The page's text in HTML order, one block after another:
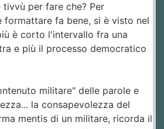
per fare che? Per
formattare fa bene, si è visto nel
è corto l'intervallo fra una
e più il processo democratico
militare" delle parole e
la consapevolezza del
mentis di un militare, ricorda il